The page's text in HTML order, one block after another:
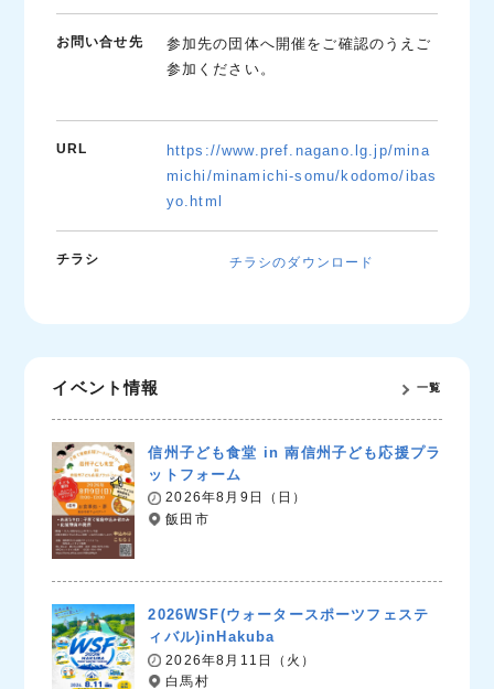
お問い合せ先
参加先の団体へ開催をご確認のうえご
参加ください。
URL
https://www.pref.nagano.lg.jp/mina
michi/minamichi-somu/kodomo/ibas
yo.html
チラシ チラシのダウンロード
イベント情報 一覧
信州子ども食堂 in 南信州子ども応援プラ
ットフォーム
2026年8月9日（日）
飯田市
2026WSF(ウォータースポーツフェステ
ィバル)inHakuba
2026年8月11日（火）
白馬村